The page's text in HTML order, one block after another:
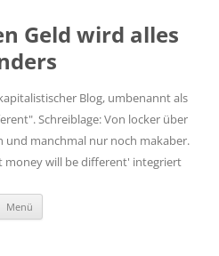
Geld wird alles
Blog, umbenannt als
Schreiblage: Von locker über
und manchmal nur noch makaber.
money will be different' integriert
Menü